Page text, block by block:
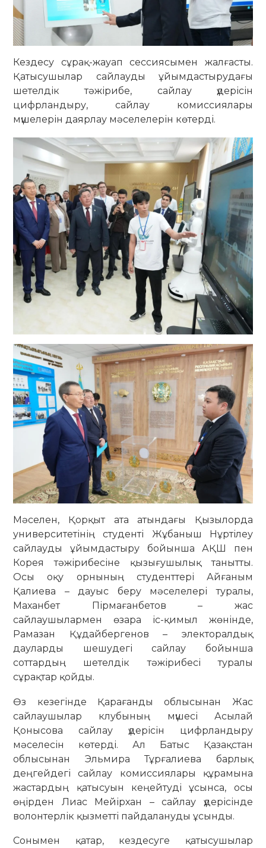
Кездесу сұрақ-жауап сессиясымен жалғасты.
Қатысушылар сайлауды ұйымдастырудағы
шетелдік тәжірибе, сайлау үдерісін
цифрландыру, сайлау комиссиялары
мүшелерін даярлау мәселелерін көтерді.
Мәселен, Қорқыт ата атындағы Қызылорда
университетінің студенті Жұбаныш Нұртілеу
сайлауды ұйымдастыру бойынша АҚШ пен
Корея тәжірибесіне қызығушылық танытты.
Осы оқу орнының студенттері Айғаным
Қалиева – дауыс беру мәселелері туралы,
Маханбет Пірмағанбетов – жас
сайлаушылармен өзара іс-қимыл жөнінде,
Рамазан Құдайбергенов – электоралдық
дауларды шешудегі сайлау бойынша
соттардың шетелдік тәжірибесі туралы
сұрақтар қойды.
Өз кезегінде Қарағанды облысынан Жас
сайлаушылар клубының мүшесі Асылай
Қонысова сайлау үдерісін цифрландыру
мәселесін көтерді. Ал Батыс Қазақстан
облысынан Эльмира Тұрғалиева барлық
деңгейдегі сайлау комиссиялары құрамына
жастардың қатысуын кеңейтуді ұсынса, осы
өңірден Лиас Мейірхан – сайлау үдерісінде
волонтерлік қызметті пайдалануды ұсынды.
Сонымен қатар, кездесуге қатысушылар